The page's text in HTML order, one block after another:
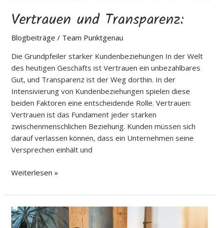
Vertrauen und Transparenz:
Blogbeiträge / Team Punktgenau
Die Grundpfeiler starker Kundenbeziehungen In der Welt
des heutigen Geschäfts ist Vertrauen ein unbezahlbares
Gut, und Transparenz ist der Weg dorthin. In der
Intensivierung von Kundenbeziehungen spielen diese
beiden Faktoren eine entscheidende Rolle. Vertrauen:
Vertrauen ist das Fundament jeder starken
zwischenmenschlichen Beziehung. Kunden müssen sich
darauf verlassen können, dass ein Unternehmen seine
Versprechen einhält und
Weiterlesen »
Offline-
Marketing